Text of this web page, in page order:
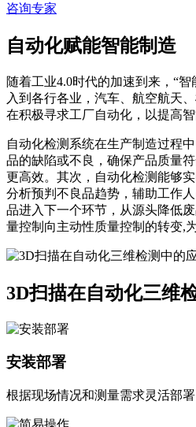
咨询专家
自动化赋能智能制造
随着工业4.0时代的加速到来，“智
入到各行各业，汽车、航空航天
在积极寻求工厂自动化，以提高智
自动化检测系统在生产制造过程
品的缺陷或不良，确保产品质量
更高效。其次，自动化检测能够
分析预判不良品趋势，辅助工作
品进入下一个环节，从源头降低
量控制向主动性质量控制的转变,
3D扫描在自动化三维
安装部署
根据现场情况和测量需求灵活部